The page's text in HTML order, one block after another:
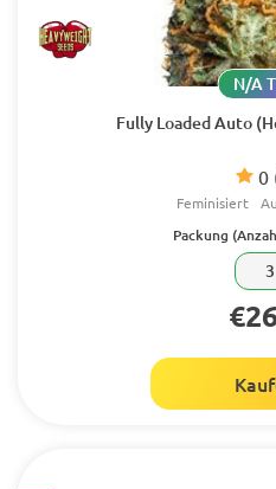
Fully Loaded Auto
0
N/A
Feminisiert
Packung
3